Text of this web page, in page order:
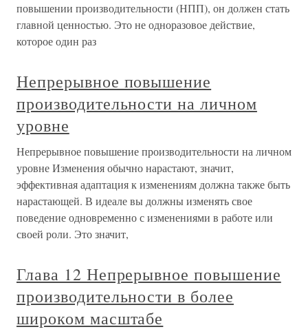
повышении производительности (НПП), он должен стать
главной ценностью. Это не одноразовое действие,
которое один раз
Непрерывное повышение
производительности на личном
уровне
Непрерывное повышение производительности на личном
уровне Изменения обычно нарастают, значит,
эффективная адаптация к изменениям должна также быть
нарастающей. В идеале вы должны изменять свое
поведение одновременно с изменениями в работе или
своей роли. Это значит,
Глава 12 Непрерывное повышение
производительности в более
широком масштабе